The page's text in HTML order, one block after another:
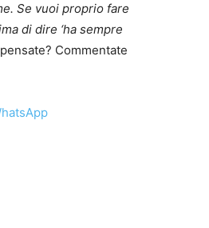
Se vuoi proprio fare
di dire ‘ha sempre
Commentate